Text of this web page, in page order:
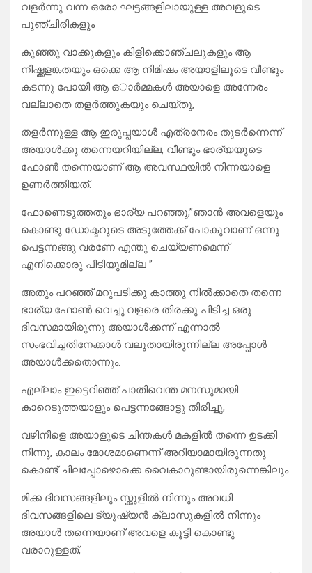
വളർന്നു വന്ന ഒരോ ഘട്ടങ്ങളിലായുള്ള അവളുടെ
പുഞ്ചിരികളും
കുഞ്ഞു വാക്കുകളും കിളിക്കൊഞ്ചലുകളും ആ
നിഷ്ക്കളങ്കതയും ഒക്കെ ആ നിമിഷം അയാളിലൂടെ വീണ്ടും
കടന്നു പോയി ആ ഒാർമ്മകൾ അയാളെ അന്നേരം
വല്ലാതെ തളർത്തുകയും ചെയ്തു,
തളർന്നുള്ള ആ ഇരുപ്പയാൾ എത്രനേരം തുടർന്നെന്ന്
അയാൾക്കു തന്നെയറിയില്ല, വീണ്ടും ഭാര്യയുടെ
ഫോൺ തന്നെയാണ് ആ അവസ്ഥയിൽ നിന്നയാളെ
ഉണർത്തിയത്.
ഫോണെടുത്തതും ഭാര്യ പറഞ്ഞു,”ഞാൻ അവളെയും
കൊണ്ടു ഡോക്ടറുടെ അടുത്തേക്ക് പോകുവാണ് ഒന്നു
പെട്ടന്നങ്ങു വരണേ എന്തു ചെയ്യണമെന്ന്
എനിക്കൊരു പിടിയുമില്ല ”
അതും പറഞ്ഞ് മറുപടിക്കു കാത്തു നിൽക്കാതെ തന്നെ
ഭാര്യ ഫോൺ വെച്ചു.വളരെ തിരക്കു പിടിച്ച ഒരു
ദിവസമായിരുന്നു അയാൾക്കന്ന് എന്നാൽ
സംഭവിച്ചതിനേക്കാൾ വലുതായിരുന്നില്ല അപ്പോൾ
അയാൾക്കതൊന്നും.
എല്ലാം ഇട്ടെറിഞ്ഞ് പാതിവെന്ത മനസുമായി
കാറെടുത്തയാളും പെട്ടന്നങ്ങോട്ടു തിരിച്ചു,
വഴിനീളെ അയാളുടെ ചിന്തകൾ മകളിൽ തന്നെ ഉടക്കി
നിന്നു, കാലം മോശമാണെന്ന് അറിയാമായിരുന്നതു
കൊണ്ട് ചിലപ്പോഴൊക്കെ വൈകാറുണ്ടായിരുന്നെങ്കിലും
മിക്ക ദിവസങ്ങളിലും സ്ക്കൂളിൽ നിന്നും അവധി
ദിവസങ്ങളിലെ ട്യൂഷ്യൻ ക്ലാസുകളിൽ നിന്നും
അയാൾ തന്നെയാണ് അവളെ കൂട്ടി കൊണ്ടു
വരാറുള്ളത്,